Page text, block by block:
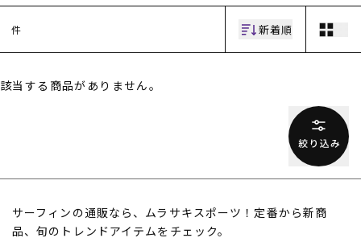
ブランド一覧
ー
お問い合わせ
ニュース
件 新着順
該当する商品がありません。
サーフィンの通販なら、ムラサキスポーツ！定番から新商
品、旬のトレンドアイテムをチェック。